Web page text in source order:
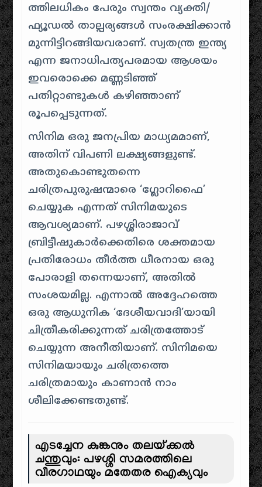
ത്തിലധികം പേരും സ്വന്തം വ്യക്തി/
ഫ്യൂഡൽ താല്പര്യങ്ങൾ സംരക്ഷിക്കാൻ
മുന്നിട്ടിറങ്ങിയവരാണ്. സ്വതന്ത്ര ഇന്ത്യ
എന്ന ജനാധിപത്യപരമായ ആശയം
ഇവരൊക്കെ മണ്ണടിഞ്ഞ്
പതിറ്റാണ്ടുകൾ കഴിഞ്ഞാണ്
രൂപപ്പെടുന്നത്.
സിനിമ ഒരു ജനപ്രിയ മാധ്യമമാണ്,
അതിന് വിപണി ലക്ഷ്യങ്ങളുണ്ട്.
അതുകൊണ്ടുതന്നെ
ചരിത്രപുരുഷന്മാരെ ‘ഗ്ലോറിഫൈ’
ചെയ്യുക എന്നത് സിനിമയുടെ
ആവശ്യമാണ്. പഴശ്ശിരാജാവ്
ബ്രിട്ടീഷുകാർക്കെതിരെ ശക്തമായ
പ്രതിരോധം തീർത്ത ധീരനായ ഒരു
പോരാളി തന്നെയാണ്, അതിൽ
സംശയമില്ല. എന്നാൽ അദ്ദേഹത്തെ
ഒരു ആധുനിക ‘ദേശീയവാദി’യായി
ചിത്രീകരിക്കുന്നത് ചരിത്രത്തോട്
ചെയ്യുന്ന അനീതിയാണ്. സിനിമയെ
സിനിമയായും ചരിത്രത്തെ
ചരിത്രമായും കാണാൻ നാം
ശീലിക്കേണ്ടതുണ്ട്.
എടച്ചേന കുങ്കനും തലയ്ക്കൽ
ചന്തുവും: പഴശ്ശി സമരത്തിലെ
വീരഗാഥയും മതേതര ഐക്യവും